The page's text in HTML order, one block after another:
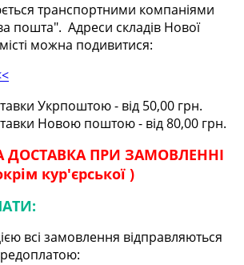
транспортними компаніями
пошта". Адреси складів Нової
можна подивитися:
Укрпоштою - від 50,00 грн.
Новою поштою - від 80,00 грн.
ДОСТАВКА ПРИ ЗАМОВЛЕННІ
кур'єрської )
всі замовлення відправляються